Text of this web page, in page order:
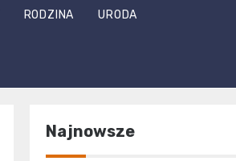
RODZINA URODA
Najnowsze